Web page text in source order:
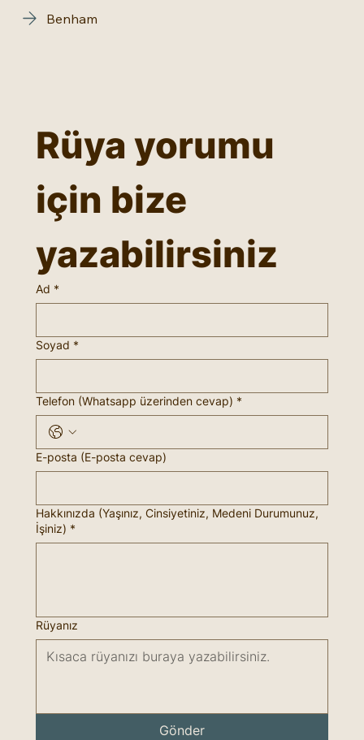
Benham
Rüya yorumu
için bize
yazabilirsiniz
Ad *
Soyad *
Telefon (Whatsapp üzerinden cevap) *
E-posta (E-posta cevap)
Hakkınızda (Yaşınız, Cinsiyetiniz, Medeni Durumunuz,
İşiniz) *
Rüyanız
Gönder